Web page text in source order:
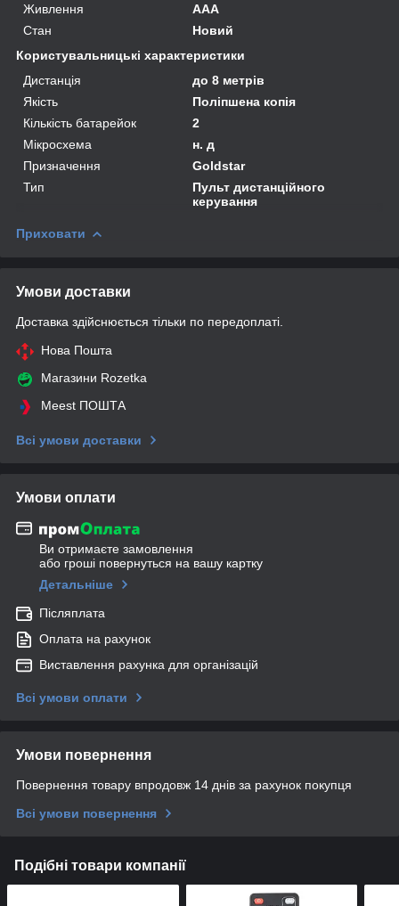
Живлення
AAA
Стан
Новий
Користувальницькі характеристики
Дистанція
до 8 метрів
Якість
Поліпшена копія
Кількість батарейок
2
Мікросхема
н. д
Призначення
Goldstar
Тип
Пульт дистанційного
керування
Приховати
Умови доставки
Доставка здійснюється тільки по передоплаті.
Нова Пошта
Магазини Rozetka
Meest ПОШТА
Всі умови доставки
Умови оплати
Ви отримаєте замовлення
або гроші повернуться на вашу картку
Детальніше
Післяплата
Оплата на рахунок
Виставлення рахунка для організацій
Всі умови оплати
Умови повернення
Повернення товару впродовж 14 днів за рахунок покупця
Всі умови повернення
Подібні товари компанії